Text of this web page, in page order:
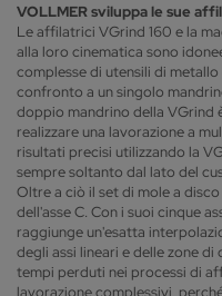
VOLLMER sviluppa le sue
Le affilatrici VGrind 160 e la
alla loro cinematica sono
complesse di utensili di
confronto a un singolo
doppio mandrino della VGrind
realizzare una lavorazione a
risultati precisi utilizzando la
sempre soltanto dal lato del
Oltre a ciò il set di mole a
dell'asse C. Con i suoi cinque
raggiunge un'esatta
degli assi lineari e delle zone
tempi perduti nei processi di
lavorazione complessivi,